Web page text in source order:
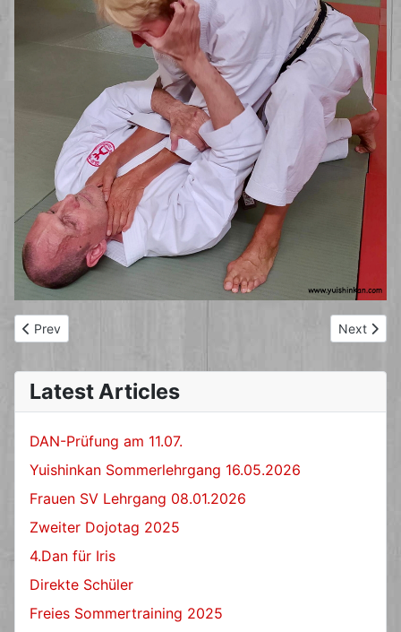
Previous article: Kyu-Prüfung 16.12.2024
Prev Next
Next
Latest Articles
DAN-Prüfung am 11.07.
Yuishinkan Sommerlehrgang 16.05.2026
Frauen SV Lehrgang 08.01.2026
Zweiter Dojotag 2025
4.Dan für Iris
Direkte Schüler
Freies Sommertraining 2025